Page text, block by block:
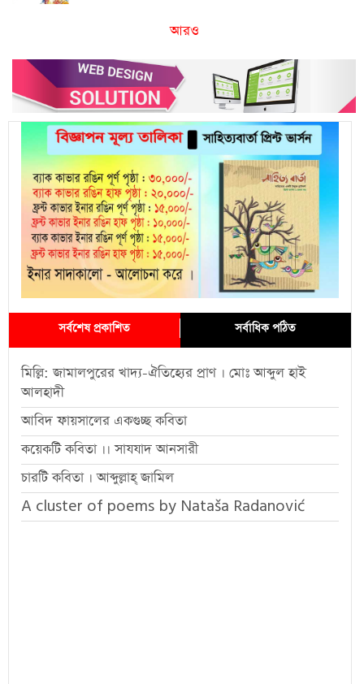
আরও
সর্বশেষ প্রকাশিত সর্বাধিক পঠিত
মিল্লি: জামালপুরের খাদ্য-ঐতিহ্যের প্রাণ । মোঃ আব্দুল হাই
আলহাদী
আবিদ ফায়সালের একগুচ্ছ কবিতা
কয়েকটি কবিতা ।। সাযযাদ আনসারী
চারটি কবিতা । আব্দুল্লাহ্ জামিল
A cluster of poems by Nataša Radanović